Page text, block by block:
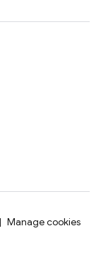
Manage cookies